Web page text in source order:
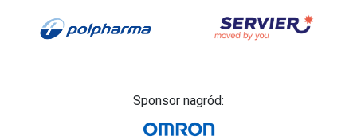
Sponsor nagród: